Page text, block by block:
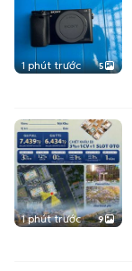
1 phút trước 5
1 phút trước 9